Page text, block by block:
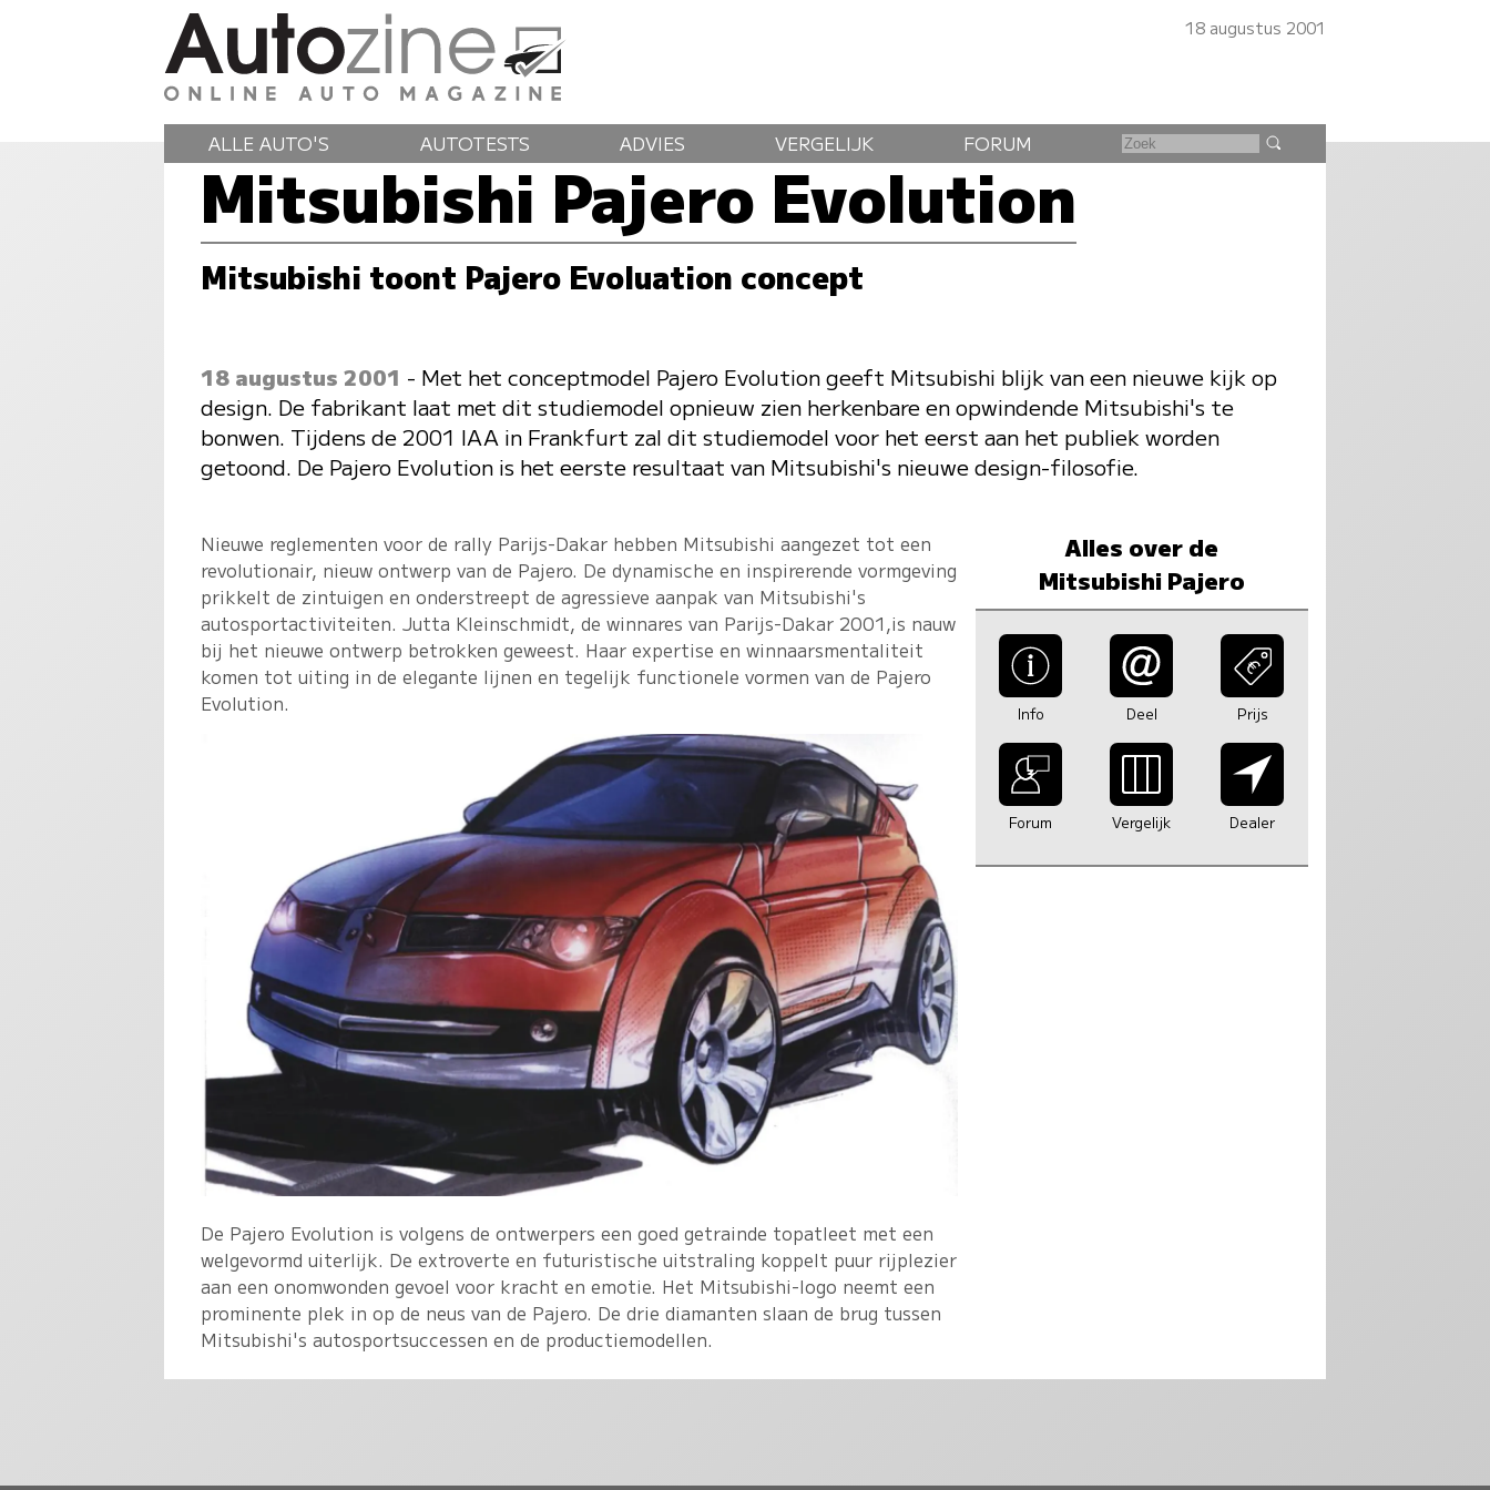
18 augustus 2001
ALLE AUTO'S AUTOTESTS ADVIES VERGELIJK FORUM
Mitsubishi Pajero Evolution
Mitsubishi toont Pajero Evoluation concept
18 augustus 2001 - Met het conceptmodel Pajero Evolution geeft Mitsubishi blijk van een nieuwe kijk op
design. De fabrikant laat met dit studiemodel opnieuw zien herkenbare en opwindende Mitsubishi's te
bonwen. Tijdens de 2001 IAA in Frankfurt zal dit studiemodel voor het eerst aan het publiek worden
getoond. De Pajero Evolution is het eerste resultaat van Mitsubishi's nieuwe design-filosofie.
Nieuwe reglementen voor de rally Parijs-Dakar hebben Mitsubishi aangezet tot een
revolutionair, nieuw ontwerp van de Pajero. De dynamische en inspirerende vormgeving
prikkelt de zintuigen en onderstreept de agressieve aanpak van Mitsubishi's
autosportactiviteiten. Jutta Kleinschmidt, de winnares van Parijs-Dakar 2001,is nauw
bij het nieuwe ontwerp betrokken geweest. Haar expertise en winnaarsmentaliteit
komen tot uiting in de elegante lijnen en tegelijk functionele vormen van de Pajero
Evolution.
De Pajero Evolution is volgens de ontwerpers een goed getrainde topatleet met een
welgevormd uiterlijk. De extroverte en futuristische uitstraling koppelt puur rijplezier
aan een onomwonden gevoel voor kracht en emotie. Het Mitsubishi-logo neemt een
prominente plek in op de neus van de Pajero. De drie diamanten slaan de brug tussen
Mitsubishi's autosportsuccessen en de productiemodellen.
Alles over de
Mitsubishi Pajero
Info Deel Prijs
Forum Vergelijk Dealer